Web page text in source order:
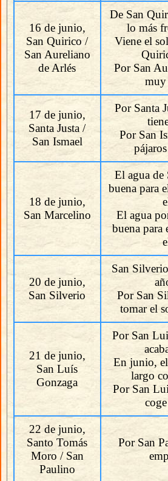
16 de junio,
San Quirico /
San Aureliano
de Arlés
De San
lo más
Viene el
Por San
muy
17 de junio,
Santa Justa /
San Ismael
Por Santa
Por San
18 de junio,
San Marcelino
El agua de
buena para
El agua
buena para
20 de junio,
San Silverio
San
Por San
tomar el
21 de junio,
San Luís
Gonzaga
Por San
En junio,
largo
Por San
22 de junio,
Santo Tomás
Moro / San
Paulino
Por San